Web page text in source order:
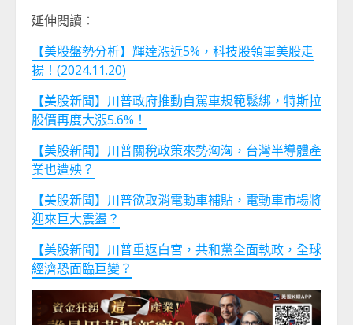
延伸閱讀：
【美股盤勢分析】輝達漲近5%，科技股領軍美股走
揚！(2024.11.20)
【美股新聞】川普政府推動自駕車規範鬆綁，特斯拉
股價再度大漲5.6%！
【美股新聞】川普關稅政策來勢洶洶，台灣半導體產
業也遭殃？
【美股新聞】川普欲取消電動車補貼，電動車市場將
迎來巨大震盪？
【美股新聞】川普重返白宮，共和黨全面執政，全球
經濟恐面臨巨變？